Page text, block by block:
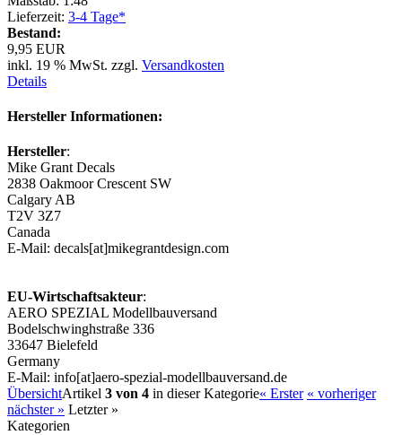
Lieferzeit: 3-4 Tage*
Bestand:
9,95 EUR
inkl. 19 % MwSt. zzgl. Versandkosten
Details
Hersteller Informationen:
Hersteller:
Mike Grant Decals
2838 Oakmoor Crescent SW
Calgary AB
T2V 3Z7
Canada
E-Mail: decals[at]mikegrantdesign.com
EU-Wirtschaftsakteur:
AERO SPEZIAL Modellbauversand
Bodelschwinghstraße 336
33647 Bielefeld
Germany
E-Mail: info[at]aero-spezial-modellbauversand.de
ÜbersichtArtikel 3 von 4 in dieser Kategorie« Erster « vorheriger
nächster » Letzter »
Kategorien